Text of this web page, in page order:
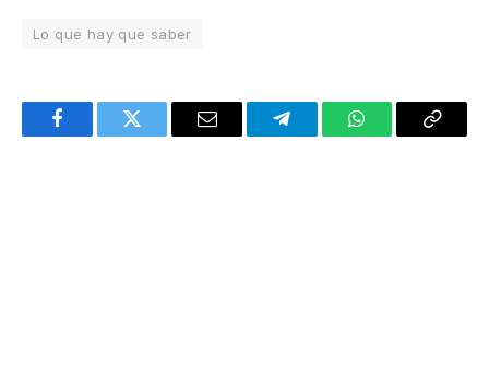
Lo que hay que saber
FacebookTwitter Email TelegramWhatsAppCopy